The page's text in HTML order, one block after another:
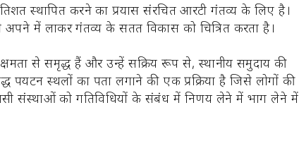
स्थापित करने का प्रयास संरचित आरटी गंतव्य के लिए है।
में लाकर गंतव्य के सतत विकास को चित्रित करता है।
से समृद्ध हैं और उन्हें सक्रिय रूप से, स्थानीय समुदाय की
पर्यटन स्थलों का पता लगाने की एक प्रक्रिया है जिसे लोगों की
संस्थाओं को गतिविधियों के संबंध में निर्णय लेने में भाग लेने में